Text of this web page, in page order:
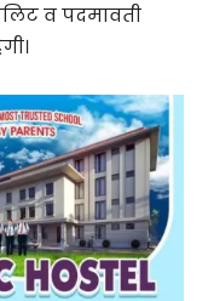
व पदमावती